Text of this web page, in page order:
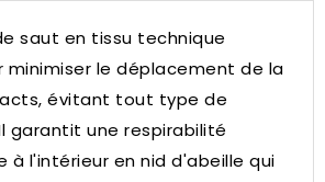
saut en tissu technique
minimiser le déplacement de la
évitant tout type de
garantit une respirabilité
à l'intérieur en nid d'abeille qui